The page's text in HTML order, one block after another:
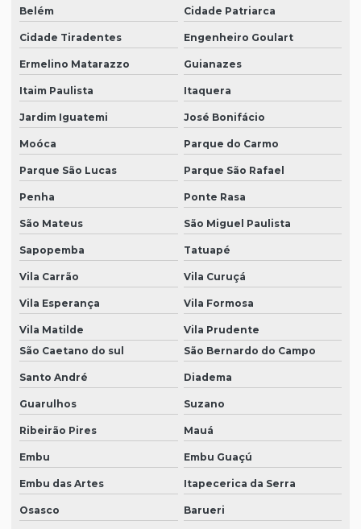
Belém Cidade Patriarca
Cidade Tiradentes Engenheiro Goulart
Ermelino Matarazzo Guianazes
Itaim Paulista Itaquera
Jardim Iguatemi José Bonifácio
Moóca Parque do Carmo
Parque São Lucas Parque São Rafael
Penha Ponte Rasa
São Mateus São Miguel Paulista
Sapopemba Tatuapé
Vila Carrão Vila Curuçá
Vila Esperança Vila Formosa
Vila Matilde
Vila Prudente
São Caetano do sul
São Bernardo do Campo
Santo André Diadema
Guarulhos Suzano
Ribeirão Pires Mauá
Embu Embu Guaçú
Embu das Artes Itapecerica da Serra
Osasco Barueri